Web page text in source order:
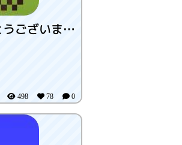
あけましておめでとうございます(2026年)
498 78 0